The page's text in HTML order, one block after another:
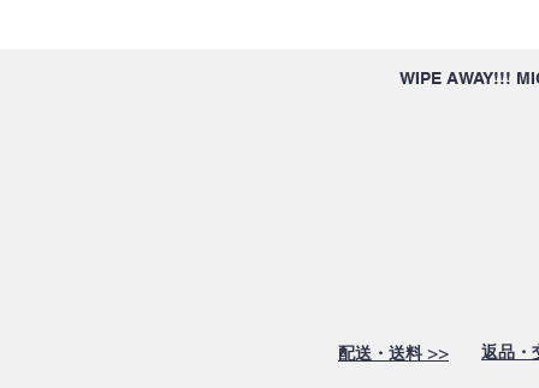
WIPE AWAY!!!
配送・送料 >> 返品・